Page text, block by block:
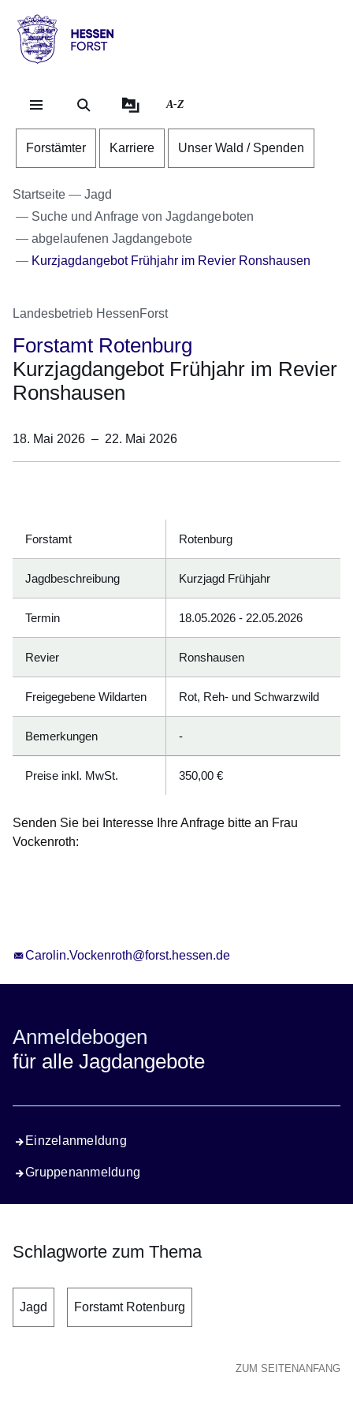
Hessen
Forst
A-Z
Forstämter Karriere Unser Wald / Spenden
Startseite
Jagd
Suche und Anfrage von Jagdangeboten
abgelaufenen Jagdangebote
Kurzjagdangebot Frühjahr im Revier Ronshausen
Landesbetrieb HessenForst
Forstamt Rotenburg
Kurzjagdangebot Frühjahr im Revier
Ronshausen
18. Mai 2026 – 22. Mai 2026
Forstamt Rotenburg
Jagdbeschreibung Kurzjagd Frühjahr
Termin 18.05.2026 - 22.05.2026
Revier Ronshausen
Freigegebene Wildarten Rot, Reh- und Schwarzwild
Bemerkungen -
Preise inkl. MwSt. 350,00 €
Senden Sie bei Interesse Ihre Anfrage bitte an Frau
Vockenroth:
Carolin.Vockenroth@forst.hessen.de
Anmeldebogen
für alle Jagdangebote
Einzelanmeldung
Gruppenanmeldung
Schlagworte zum Thema
Jagd Forstamt Rotenburg
ZUM SEITENANFANG